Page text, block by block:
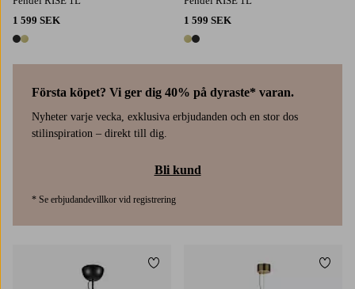
1 599 SEK
2 färger
1 599 SEK
2 färger
Första köpet? Vi ger dig 40% på dyraste* varan.
Nyheter varje vecka, exklusiva erbjudanden och en stor dos
stilinspiration – direkt till dig.
Bli kund
* Se erbjudandevillkor vid registrering
Lägg till i favoriter